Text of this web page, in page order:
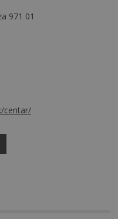
971 01
centar/